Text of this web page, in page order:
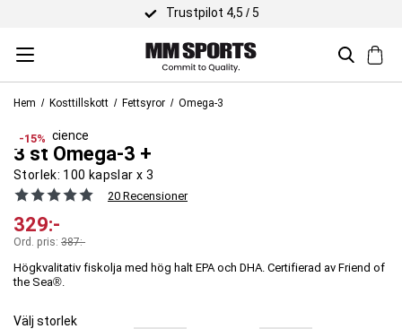
Trustpilot 4,5 / 5
Hem Kosttillskott Fettsyror Omega-3
-15%
Body Science
3 st Omega-3 +
Storlek: 100 kapslar x 3
20 Recensioner
329:-
Ord. pris: 387:-
Högkvalitativ fiskolja med hög halt EPA och DHA. Certifierad av Friend of
the Sea®.
Välj storlek